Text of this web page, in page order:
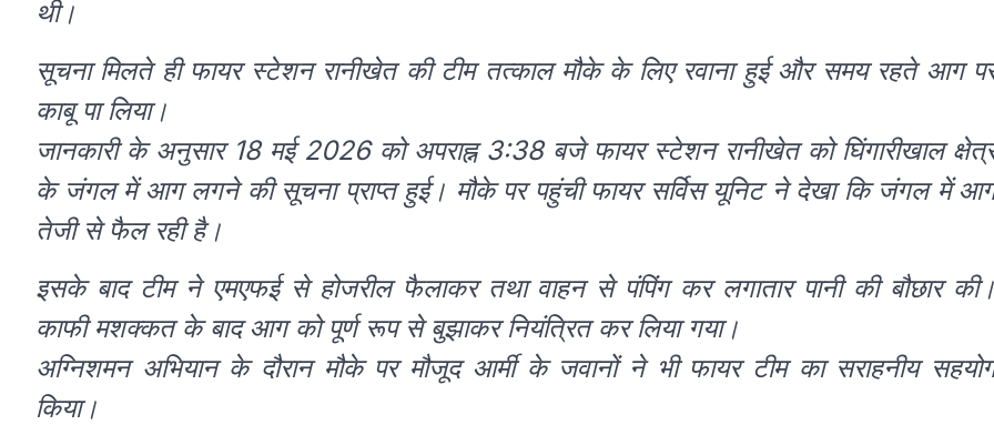
थी।
सूचना मिलते ही फायर स्टेशन रानीखेत की टीम तत्काल मौके के लिए रवाना हुई और समय रहते आग
काबू पा लिया।
जानकारी के अनुसार 18 मई 2026 को अपराह्न 3:38 बजे फायर स्टेशन रानीखेत को घिंगारीखाल
के जंगल में आग लगने की सूचना प्राप्त हुई। मौके पर पहुंची फायर सर्विस यूनिट ने देखा कि जंगल में
तेजी से फैल रही है।
इसके बाद टीम ने एमएफई से होजरील फैलाकर तथा वाहन से पंपिंग कर लगातार पानी की बौछार
काफी मशक्कत के बाद आग को पूर्ण रूप से बुझाकर नियंत्रित कर लिया गया।
अग्निशमन अभियान के दौरान मौके पर मौजूद आर्मी के जवानों ने भी फायर टीम का सराहनीय
किया।